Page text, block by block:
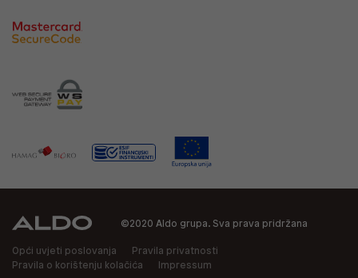
©2020 Aldo grupa. Sva prava pridržana
Opći uvjeti poslovanja
Pravila privatnosti
Pravila o korištenju kolačića
Impressum